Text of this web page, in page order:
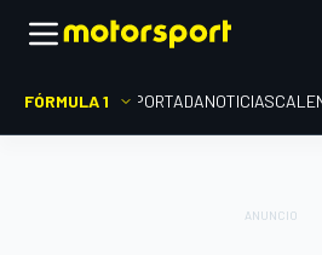
FÓRMULA 1 PORTADANOTICIAS